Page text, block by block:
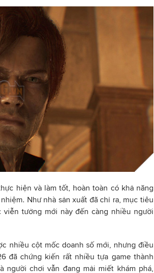
hiện và làm tốt, hoàn toàn có khả năng
Như nhà sản xuất đã chỉ ra, mục tiêu
tưởng mới này đến càng nhiều người
nhiều cột mốc doanh số mới, nhưng điều
đã chứng kiến rất nhiều tựa game thành
chơi vẫn đang mải miết khám phá,